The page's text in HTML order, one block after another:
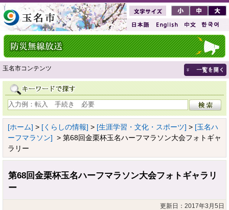
玉名市コンテンツ
[ホーム] > [くらしの情報] > [生涯学習・文化・スポーツ] > [玉名ハ
ーフマラソン] > 第68回金栗杯玉名ハーフマラソン大会フォトギャ
ラリー
第68回金栗杯玉名ハーフマラソン大会フォトギャラリ
ー
更新日：2017年3月5日